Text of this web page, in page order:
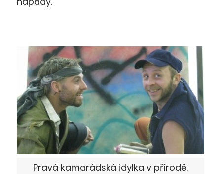
Pravá kamarádská idylka v přírodě.